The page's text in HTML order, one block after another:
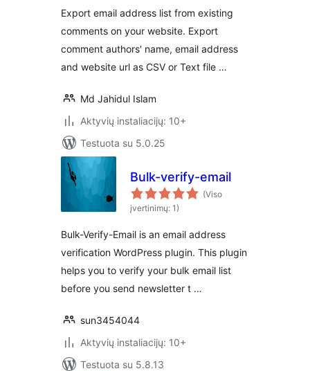
Export email address list from existing
comments on your website. Export
comment authors' name, email address
and website url as CSV or Text file …
Md Jahidul Islam
Aktyvių instaliacijų: 10+
Testuota su 5.0.25
Bulk-verify-email
(Viso
įvertinimų: 1)
Bulk-Verify-Email is an email address
verification WordPress plugin. This plugin
helps you to verify your bulk email list
before you send newsletter t …
sun3454044
Aktyvių instaliacijų: 10+
Testuota su 5.8.13